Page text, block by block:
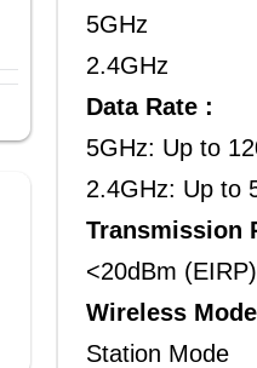
5GHz
2.4GHz
Data Rate :
5GHz: Up to
2.4GHz: Up to
Transmission
<20dBm (EIRP)
Wireless
Station Mode